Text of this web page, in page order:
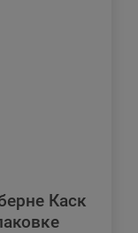
Каск